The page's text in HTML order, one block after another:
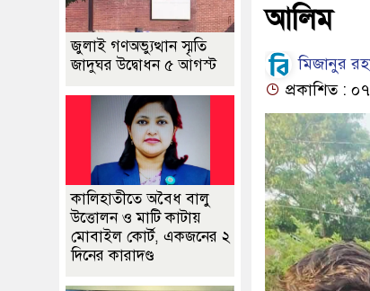
আলিম
মিজানুর
প্রকাশিত :
জুলাই গণঅভ্যুত্থান স্মৃতি
জাদুঘর উদ্বোধন ৫ আগস্ট
কালিহাতীতে অবৈধ বালু
উত্তোলন ও মাটি কাটায়
মোবাইল কোর্ট, একজনের ২
দিনের কারাদণ্ড